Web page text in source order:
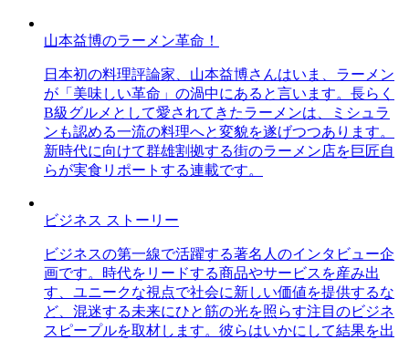
山本益博のラーメン革命！
日本初の料理評論家、山本益博さんはいま、ラーメン
が「美味しい革命」の渦中にあると言います。長らく
B級グルメとして愛されてきたラーメンは、ミシュラ
ンも認める一流の料理へと変貌を遂げつつあります。
新時代に向けて群雄割拠する街のラーメン店を巨匠自
らが実食リポートする連載です。
ビジネス ストーリー
ビジネスの第一線で活躍する著名人のインタビュー企
画です。時代をリードする商品やサービスを産み出
す、ユニークな視点で社会に新しい価値を提供するな
ど、混迷する未来にひと筋の光を照らす注目のビジネ
スピープルを取材します。彼らはいかにして結果を出